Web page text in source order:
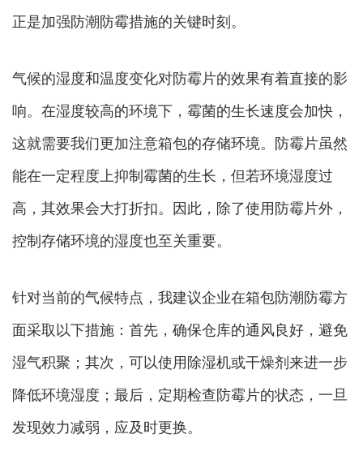
正是加强防潮防霉措施的关键时刻。
气候的湿度和温度变化对防霉片的效果有着直接的影
响。在湿度较高的环境下，霉菌的生长速度会加快，
这就需要我们更加注意箱包的存储环境。防霉片虽然
能在一定程度上抑制霉菌的生长，但若环境湿度过
高，其效果会大打折扣。因此，除了使用防霉片外，
控制存储环境的湿度也至关重要。
针对当前的气候特点，我建议企业在箱包防潮防霉方
面采取以下措施：首先，确保仓库的通风良好，避免
湿气积聚；其次，可以使用除湿机或干燥剂来进一步
降低环境湿度；最后，定期检查防霉片的状态，一旦
发现效力减弱，应及时更换。